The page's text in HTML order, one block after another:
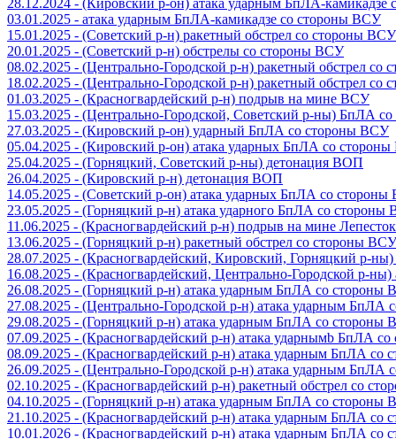
03.01.2025 - атака ударным БпЛА-камикадзе со стороны ВСУ
15.01.2025 - (Советский р-н) ракетный обстрел со стороны ВСУ
20.01.2025 - (Советский р-н) обстрелы со стороны ВСУ
08.02.2025 - (Центрально-Городской р-н) ракетный обстрел со
18.02.2025 - (Центрально-Городской р-н) ракетный обстрел со
01.03.2025 - (Красногвардейский р-н) подрыв на мине ВСУ
15.03.2025 - (Центрально-Городской, Советский р-ны) БпЛА
27.03.2025 - (Кировский р-он) ударный БпЛА со стороны ВСУ
05.04.2025 - (Кировский р-он) атака ударных БпЛА со
25.04.2025 - (Горняцкий, Советский р-ны) детонация ВОП
26.04.2025 - (Кировский р-н) детонация ВОП
14.05.2025 - (Советский р-он) атака ударных БпЛА со
23.05.2025 - (Горняцкий р-н) атака ударного БпЛА со стороны
11.06.2025 - (Красногвардейский р-н) подрыв на мине Лепесток
13.06.2025 - (Горняцкий р-н) ракетный обстрел со стороны ВСУ
28.07.2025 - (Красногвардейский, Кировский, Горняцкий р-
16.08.2025 - (Красногвардейский, Центрально-Городской р-
26.08.2025 - (Горняцкий р-н) атака ударным БпЛА со стороны
27.08.2025 - (Центрально-Городской р-н) атака ударным БпЛА
29.08.2025 - (Горняцкий р-н) атака ударным БпЛА со стороны
07.09.2025 - (Красногвардейский р-н) атака ударнымb БпЛА
08.09.2025 - (Красногвардейский р-н) атака ударным БпЛА со
26.09.2025 - (Центрально-Городской р-н) атака ударным БпЛА
02.10.2025 - (Красногвардейский р-н) ракетный обстрел со
04.10.2025 - (Горняцкий р-н) атака ударным БпЛА со стороны
21.10.2025 - (Красногвардейский р-н) атака ударным БпЛА со
10.01.2026 - (Красногвардейский р-н) атака ударным БпЛА со